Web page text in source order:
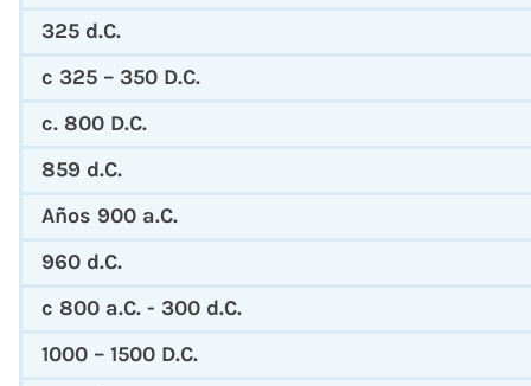
325 d.C.
c 325 – 350 D.C.
c. 800 D.C.
859 d.C.
Años 900 a.C.
960 d.C.
c 800 a.C. - 300 d.C.
1000 – 1500 D.C.